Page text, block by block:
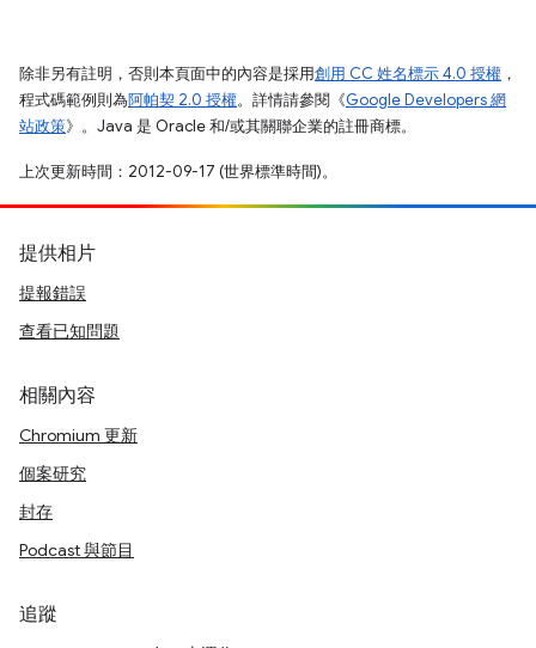
除非另有註明，否則本頁面中的內容是採用創用 CC 姓名標示 4.0 授權 ，
程式碼範例則為阿帕契 2.0 授權。詳情請參閱《Google Developers 網
站政策》。Java 是 Oracle 和/或其關聯企業的註冊商標。
上次更新時間：2012-09-17 (世界標準時間)。
提供相片
提報錯誤
查看已知問題
相關內容
Chromium 更新
個案研究
封存
Podcast 與節目
追蹤